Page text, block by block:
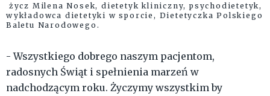
życz Milena Nosek, dietetyk kliniczny, psychodietetyk,
wykładowca dietetyki w sporcie, Dietetyczka Polskiego
Baletu Narodowego.
- Wszystkiego dobrego naszym pacjentom,
radosnych Świąt i spełnienia marzeń w
nadchodzącym roku. Życzymy wszystkim by